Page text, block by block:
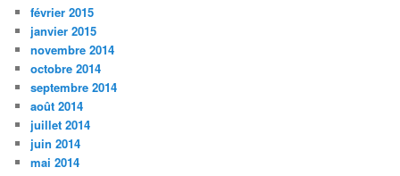
février 2015
janvier 2015
novembre 2014
octobre 2014
septembre 2014
août 2014
juillet 2014
juin 2014
mai 2014